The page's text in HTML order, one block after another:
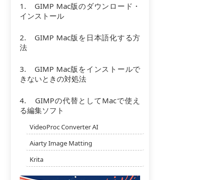
1. GIMP Mac版のダウンロード・
インストール
2. GIMP Mac版を日本語化する方
法
3. GIMP Mac版をインストールで
きないときの対処法
4. GIMPの代替としてMacで使え
る編集ソフト
VideoProc Converter AI
Aiarty Image Matting
Krita